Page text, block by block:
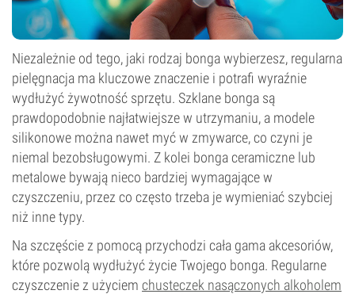
Niezależnie od tego, jaki rodzaj bonga wybierzesz, regularna
pielęgnacja ma kluczowe znaczenie i potrafi wyraźnie
wydłużyć żywotność sprzętu. Szklane bonga są
prawdopodobnie najłatwiejsze w utrzymaniu, a modele
silikonowe można nawet myć w zmywarce, co czyni je
niemal bezobsługowymi. Z kolei bonga ceramiczne lub
metalowe bywają nieco bardziej wymagające w
czyszczeniu, przez co często trzeba je wymieniać szybciej
niż inne typy.
Na szczęście z pomocą przychodzi cała gama akcesoriów,
które pozwolą wydłużyć życie Twojego bonga. Regularne
czyszczenie z użyciem chusteczek nasączonych alkoholem